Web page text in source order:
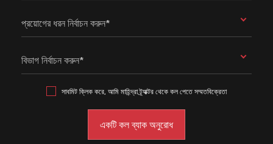
প্রয়োগের ধরন নির্বাচন করুন*
বিভাগ নির্বাচন করুন*
সাবমিট ক্লিক করে, আমি মাহিন্দ্রা ট্র্যাক্টর থেকে কল পেতে সম্মতবিক্রেতা